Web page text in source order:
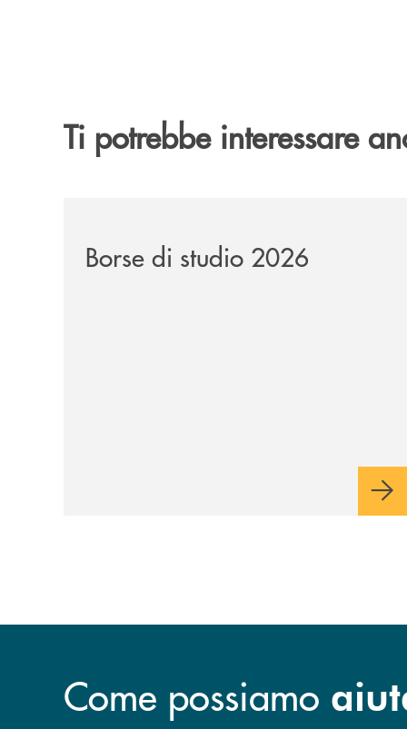
Ti potrebbe interessare
Borse di studio 2026
Come possiamo